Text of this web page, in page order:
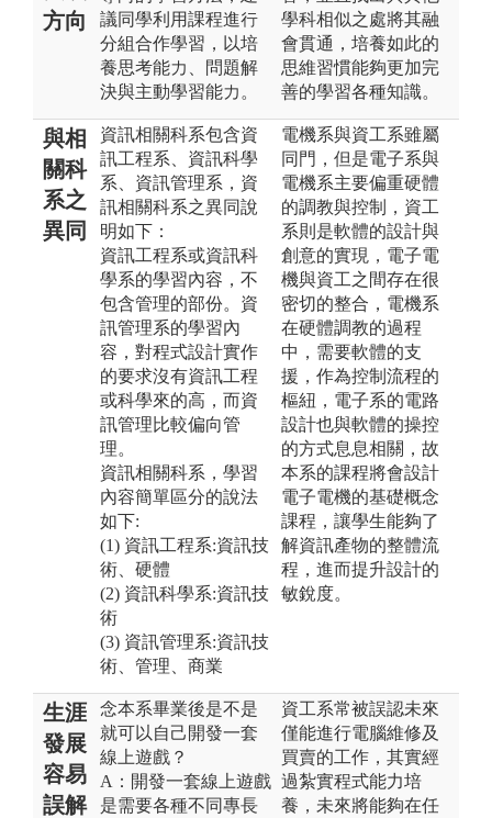
方向
議同學利用課程進行
分組合作學習，以培
養思考能力、問題解
決與主動學習能力。
學科相似之處將其融
會貫通，培養如此的
思維習慣能夠更加完
善的學習各種知識。
與相
關科
系之
異同
資訊相關科系包含資
訊工程系、資訊科學
系、資訊管理系，資
訊相關科系之異同說
明如下：
資訊工程系或資訊科
學系的學習內容，不
包含管理的部份。資
訊管理系的學習內
容，對程式設計實作
的要求沒有資訊工程
或科學來的高，而資
訊管理比較偏向管
理。
資訊相關科系，學習
內容簡單區分的說法
如下:
(1) 資訊工程系:資訊技
術、硬體
(2) 資訊科學系:資訊技
術
(3) 資訊管理系:資訊技
術、管理、商業
電機系與資工系雖屬
同門，但是電子系與
電機系主要偏重硬體
的調教與控制，資工
系則是軟體的設計與
創意的實現，電子電
機與資工之間存在很
密切的整合，電機系
在硬體調教的過程
中，需要軟體的支
援，作為控制流程的
樞紐，電子系的電路
設計也與軟體的操控
的方式息息相關，故
本系的課程將會設計
電子電機的基礎概念
課程，讓學生能夠了
解資訊產物的整體流
程，進而提升設計的
敏銳度。
生涯
發展
容易
誤解
念本系畢業後是不是
就可以自己開發一套
線上遊戲？
A：開發一套線上遊戲
是需要各種不同專長
資工系常被誤認未來
僅能進行電腦維修及
買賣的工作，其實經
過紮實程式能力培
養，未來將能夠在任